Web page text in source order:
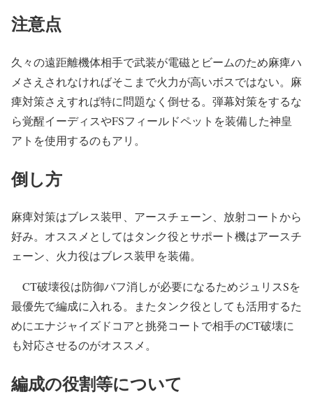
注意点
久々の遠距離機体相手で武装が電磁とビームのため麻痺ハ
メさえされなければそこまで火力が高いボスではない。麻
痺対策さえすれば特に問題なく倒せる。弾幕対策をするな
ら覚醒イーディスやFSフィールドペットを装備した神皇
アトを使用するのもアリ。
倒し方
麻痺対策はブレス装甲、アースチェーン、放射コートから
好み。オススメとしてはタンク役とサポート機はアースチ
ェーン、火力役はブレス装甲を装備。
CT破壊役は防御バフ消しが必要になるためジュリスSを
最優先で編成に入れる。またタンク役としても活用するた
めにエナジャイズドコアと挑発コートで相手のCT破壊に
も対応させるのがオススメ。
編成の役割等について